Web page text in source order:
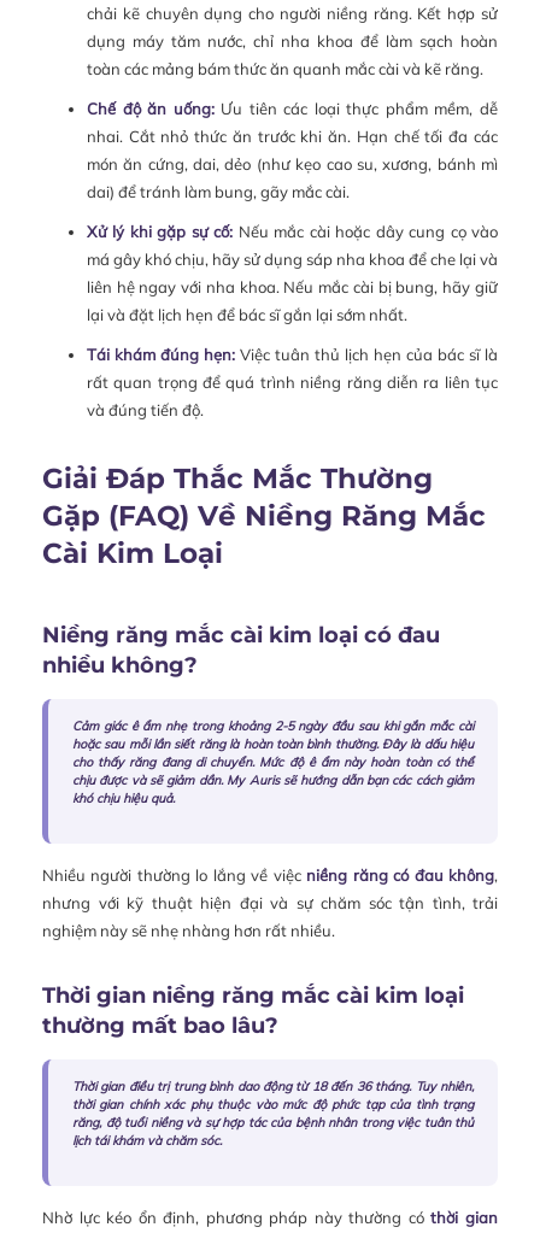
chải kẽ chuyên dụng cho người niềng răng. Kết hợp sử
dụng máy tăm nước, chỉ nha khoa để làm sạch hoàn
toàn các mảng bám thức ăn quanh mắc cài và kẽ răng.
Chế độ ăn uống:Ưu tiên các loại thực phẩm mềm, dễ
nhai. Cắt nhỏ thức ăn trước khi ăn. Hạn chế tối đa các
món ăn cứng, dai, dẻo (như kẹo cao su, xương, bánh mì
dai) để tránh làm bung, gãy mắc cài.
Xử lý khi gặp sự cố: Nếu mắc cài hoặc dây cung cọ vào
má gây khó chịu, hãy sử dụng sáp nha khoa để che lại và
liên hệ ngay với nha khoa. Nếu mắc cài bị bung, hãy giữ
lại và đặt lịch hẹn để bác sĩ gắn lại sớm nhất.
Tái khám đúng hẹn:Việc tuân thủ lịch hẹn của bác sĩ là
rất quan trọng để quá trình niềng răng diễn ra liên tục
và đúng tiến độ.
Giải Đáp Thắc Mắc Thường
Gặp (FAQ) Về Niềng Răng Mắc
Cài Kim Loại
Niềng răng mắc cài kim loại có đau
nhiều không?
Cảm giác ê ẩm nhẹ trong khoảng 2-5 ngày đầu sau khi gắn mắc cài
hoặc sau mỗi lần siết răng là hoàn toàn bình thường. Đây là dấu hiệu
cho thấy răng đang di chuyển. Mức độ ê ẩm này hoàn toàn có thể
chịu được và sẽ giảm dần. My Auris sẽ hướng dẫn bạn các cách giảm
khó chịu hiệu quả.
Nhiều người thường lo lắng về việc niềng răng có đau không,
nhưng với kỹ thuật hiện đại và sự chăm sóc tận tình, trải
nghiệm này sẽ nhẹ nhàng hơn rất nhiều.
Thời gian niềng răng mắc cài kim loại
thường mất bao lâu?
Thời gian điều trị trung bình dao động từ 18 đến 36 tháng. Tuy nhiên,
thời gian chính xác phụ thuộc vào mức độ phức tạp của tình trạng
răng, độ tuổi niềng và sự hợp tác của bệnh nhân trong việc tuân thủ
lịch tái khám và chăm sóc.
Nhờ lực kéo ổn định, phương pháp này thường cóthời gian